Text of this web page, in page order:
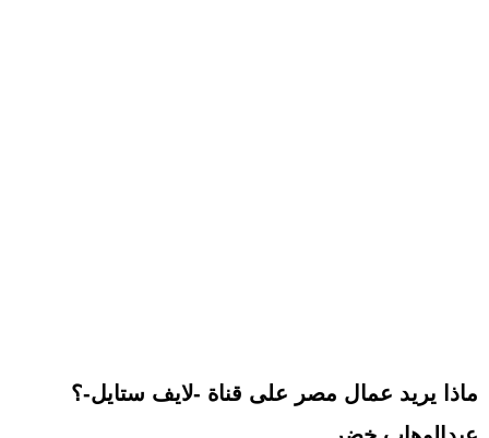
ماذا يريد عمال مصر على قناة -لايف ستايل-؟